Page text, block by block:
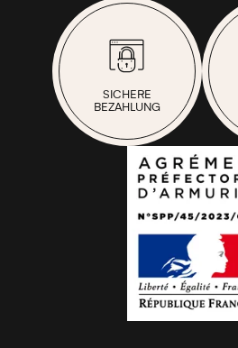
SICHERE
BEZAHLUNG